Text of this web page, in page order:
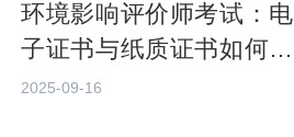
环境影响评价师考试：电
子证书与纸质证书如何选
择？
2025-09-16